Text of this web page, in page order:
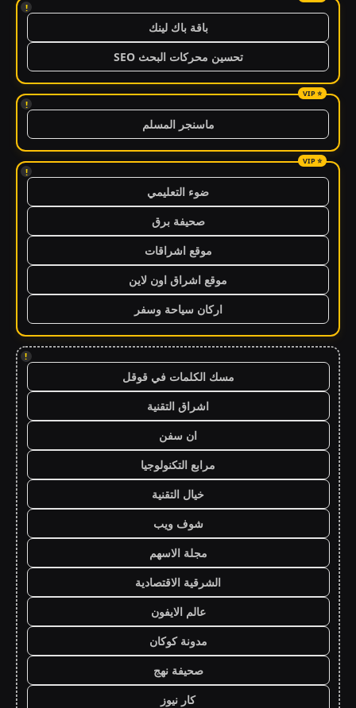
!
باقة باك لينك
تحسين محركات البحث SEO
!
ماسنجر المسلم
!
ضوء التعليمي
صحيفة برق
موقع اشراقات
موقع اشراق اون لاين
اركان سياحة وسفر
!
مسك الكلمات في قوقل
اشراق التقنية
ان سفن
مرابع التكنولوجيا
خيال التقنية
شوف ويب
مجلة الاسهم
الشرقية الاقتصادية
عالم الايفون
مدونة كوكان
صحيفة نهج
كار نيوز